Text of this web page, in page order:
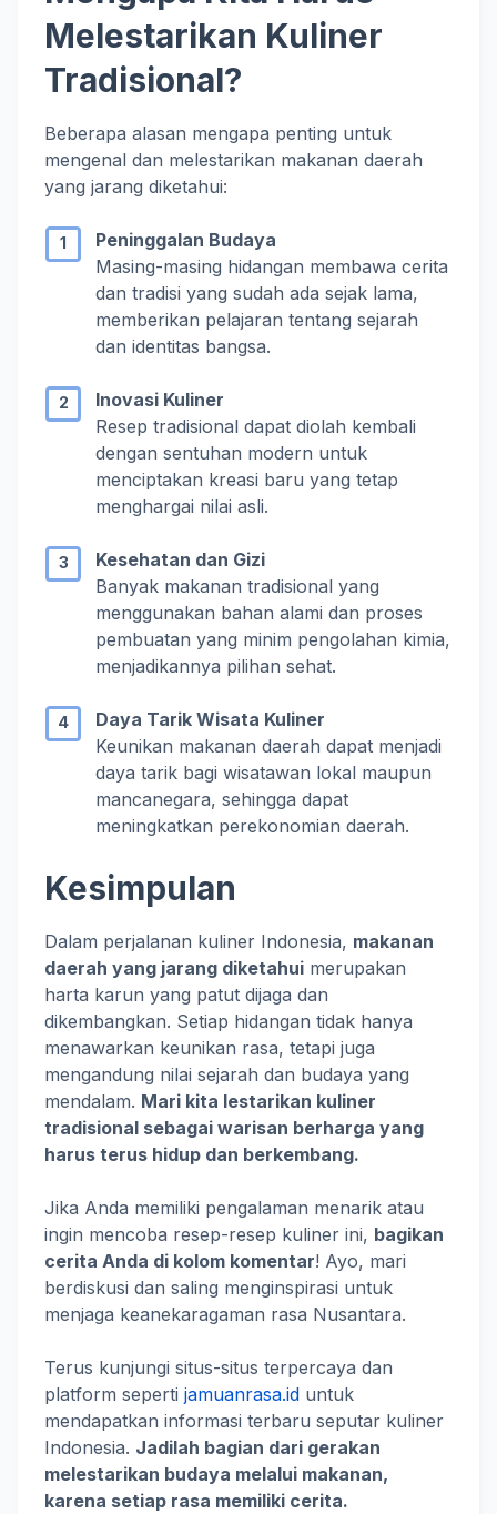
Melestarikan Kuliner
Tradisional?
Beberapa alasan mengapa penting untuk
mengenal dan melestarikan makanan daerah
yang jarang diketahui:
Peninggalan Budaya
Masing-masing hidangan membawa cerita
dan tradisi yang sudah ada sejak lama,
memberikan pelajaran tentang sejarah
dan identitas bangsa.
Inovasi Kuliner
Resep tradisional dapat diolah kembali
dengan sentuhan modern untuk
menciptakan kreasi baru yang tetap
menghargai nilai asli.
Kesehatan dan Gizi
Banyak makanan tradisional yang
menggunakan bahan alami dan proses
pembuatan yang minim pengolahan kimia,
menjadikannya pilihan sehat.
Daya Tarik Wisata Kuliner
Keunikan makanan daerah dapat menjadi
daya tarik bagi wisatawan lokal maupun
mancanegara, sehingga dapat
meningkatkan perekonomian daerah.
Kesimpulan
Dalam perjalanan kuliner Indonesia, makanan
daerah yang jarang diketahui merupakan
harta karun yang patut dijaga dan
dikembangkan. Setiap hidangan tidak hanya
menawarkan keunikan rasa, tetapi juga
mengandung nilai sejarah dan budaya yang
mendalam. Mari kita lestarikan kuliner
tradisional sebagai warisan berharga yang
harus terus hidup dan berkembang.
Jika Anda memiliki pengalaman menarik atau
ingin mencoba resep-resep kuliner ini, bagikan
cerita Anda di kolom komentar! Ayo, mari
berdiskusi dan saling menginspirasi untuk
menjaga keanekaragaman rasa Nusantara.
Terus kunjungi situs-situs terpercaya dan
platform seperti jamuanrasa.id untuk
mendapatkan informasi terbaru seputar kuliner
Indonesia. Jadilah bagian dari gerakan
melestarikan budaya melalui makanan,
karena setiap rasa memiliki cerita.